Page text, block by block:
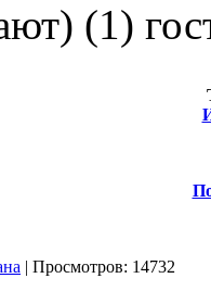
(1)
| Просмотров: 14732